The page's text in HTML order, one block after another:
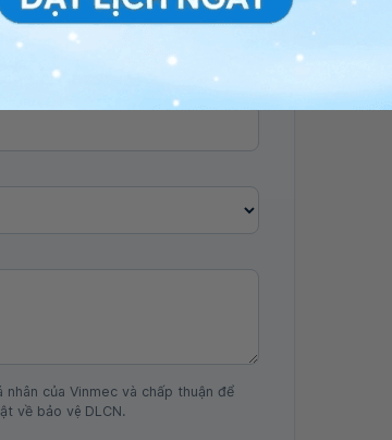
24 giờ.
của Vinmec và chấp thuận để
về bảo vệ DLCN.